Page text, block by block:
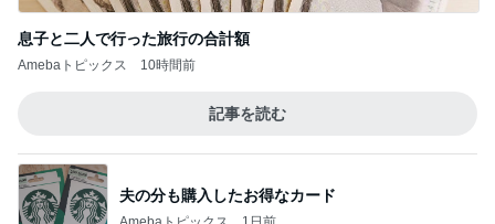
息子と二人で行った旅行の合計額
Amebaトピックス 10時間前
記事を読む
夫の分も購入したお得なカード